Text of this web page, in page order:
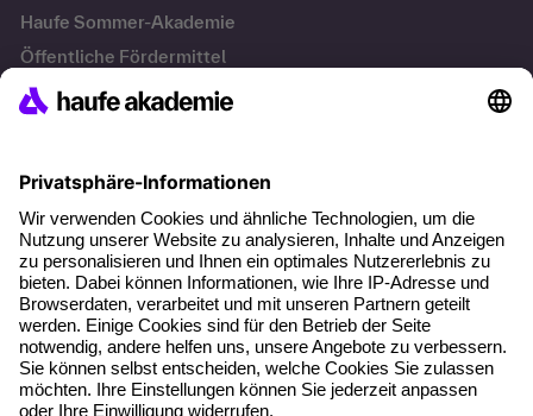
Haufe Sommer-Akademie
Öffentliche Fördermittel
Transfersicherung
Die letzten Artikel
KI Texte menschlicher machen und unverwechselbar
bleiben
KI-Projekte zum Erfolg bringen
Hitzeschutz am Arbeitsplatz
KI in der Payroll: Warum Entgelt-Fachkräfte jetzt neue
Kompetenzen brauchen